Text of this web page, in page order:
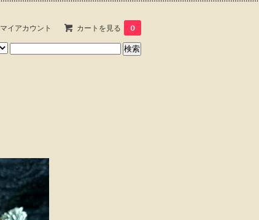
マイアカウント カートを見る 0